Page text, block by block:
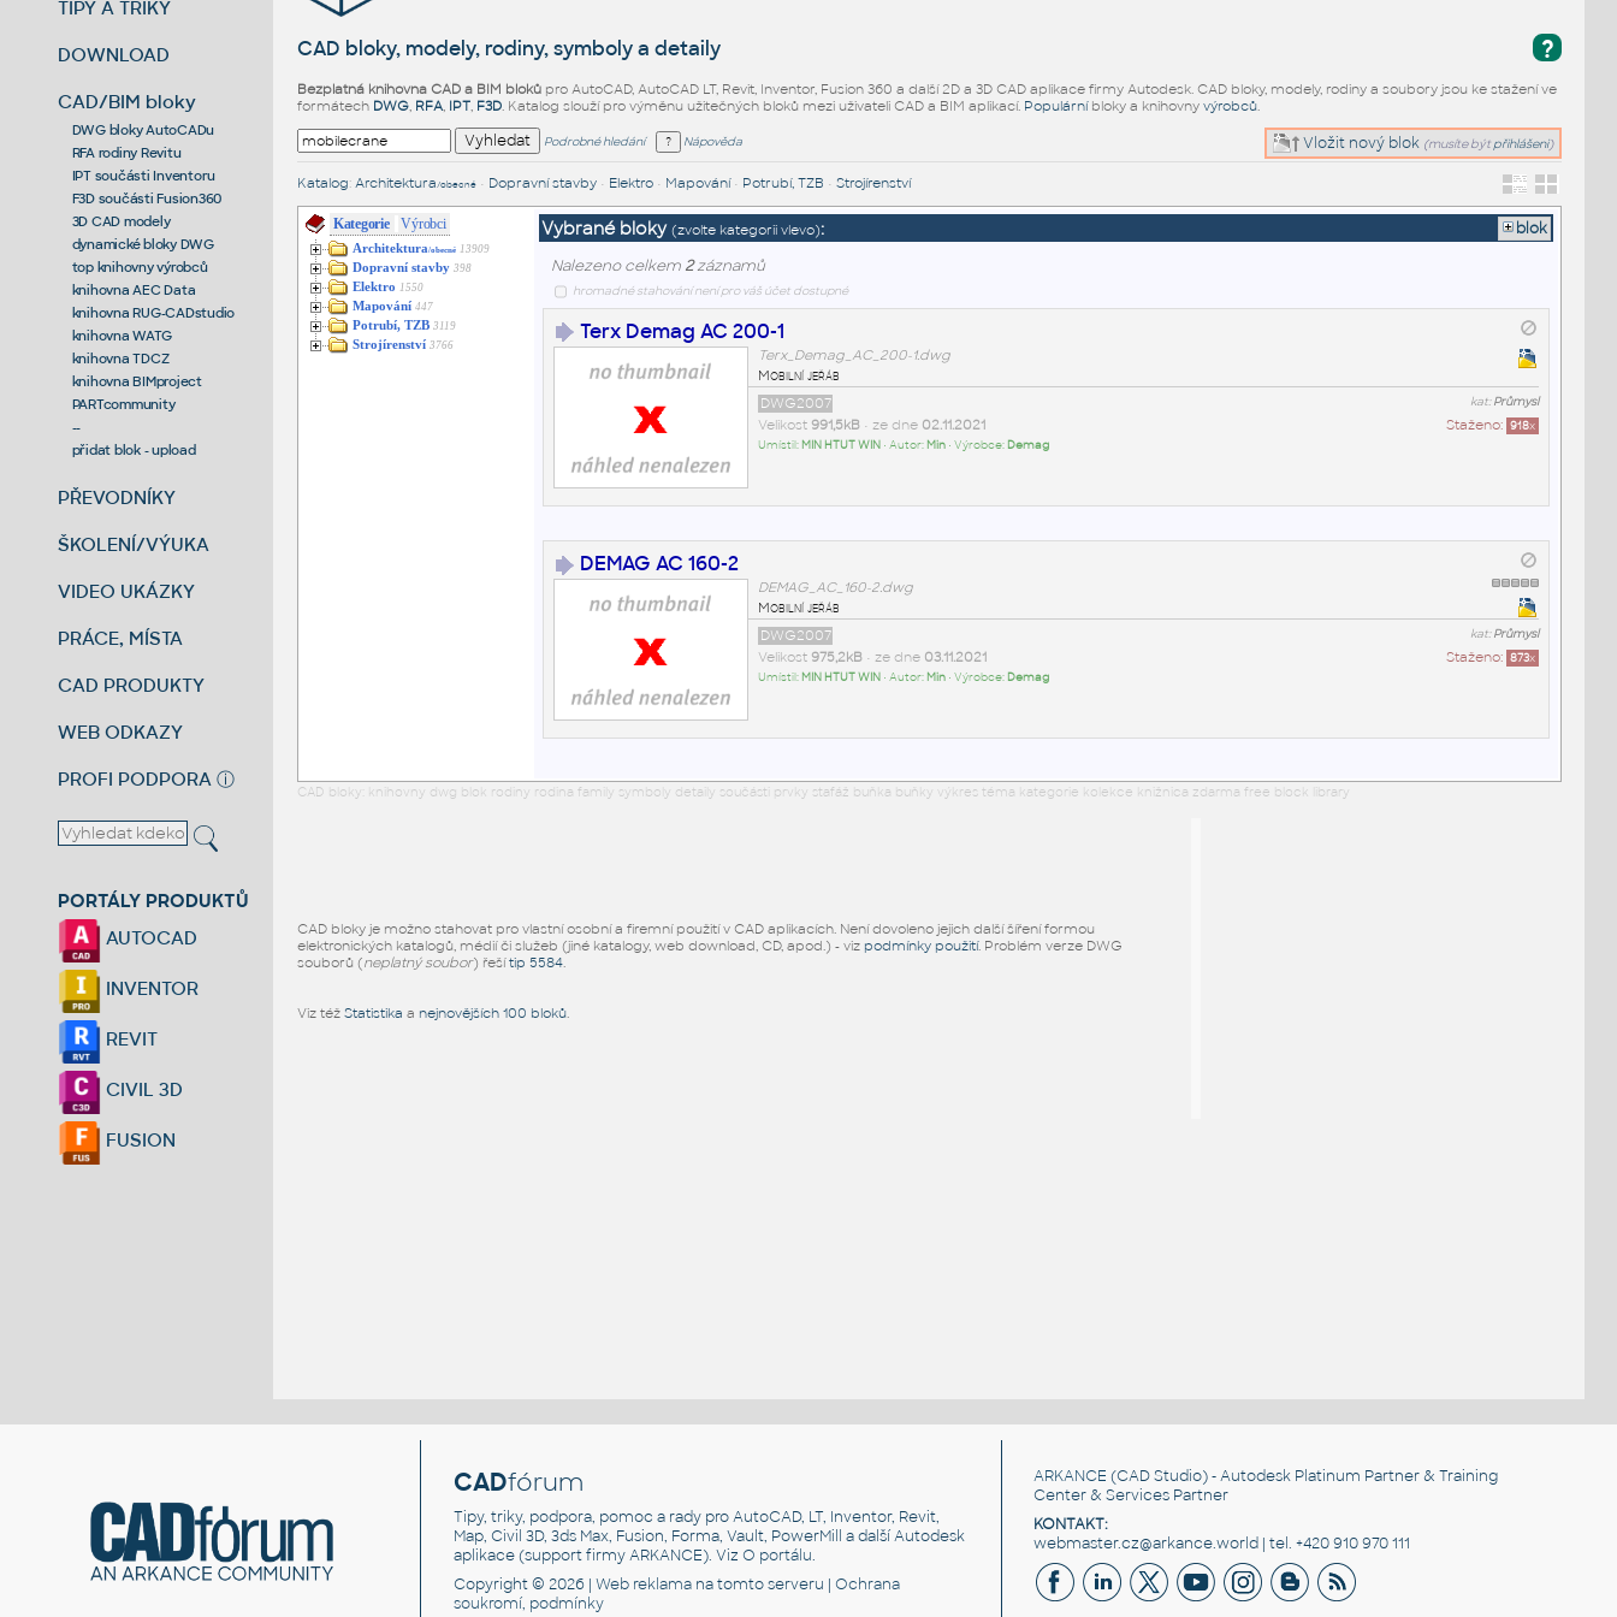
TIPY A TRIKY
DOWNLOAD
CAD/BIM bloky
DWG bloky AutoCADu
RFA rodiny Revitu
IPT součásti Inventoru
F3D součásti Fusion360
3D CAD modely
dynamické bloky DWG
top knihovny výrobců
knihovna AEC Data
knihovna RUG-CADstudio
knihovna WATG
knihovna TDCZ
knihovna BIMproject
PARTcommunity
--
přidat blok - upload
PŘEVODNÍKY
ŠKOLENÍ/VÝUKA
VIDEO UKÁZKY
PRÁCE, MÍSTA
CAD PRODUKTY
WEB ODKAZY
PROFI PODPORA ⓘ
PORTÁLY PRODUKTŮ
AUTOCAD
INVENTOR
REVIT
CIVIL 3D
FUSION
?
CAD bloky, modely, rodiny, symboly a detaily
Bezplatná knihovna CAD a BIM blokůpro AutoCAD, AutoCAD LT, Revit, Inventor, Fusion 360 a další 2D a 3D CAD aplikace firmy Autodesk. CAD bloky, modely, rodiny a soubory jsou ke stažení ve
formátech DWG, RFA, IPT, F3D. Katalog slouží pro výměnu užitečných bloků mezi uživateli CAD a BIM aplikací. Populárníbloky a knihovny výrobců.
Vložit nový blok (musíte být přihlášeni)
Podrobné hledání Nápověda
Katalog: Architektura /obecné• Dopravní stavby• Elektro• Mapování• Potrubí, TZB • Strojírenství
Kategorie Výrobci
Architektura/obecné 13909
Dopravní stavby 398
Elektro 1550
Mapování 447
Potrubí, TZB 3119
Strojírenství 3766
Vybrané bloky (zvolte kategorii vlevo):
blok
Nalezeno celkem 2záznamů
hromadné stahování není pro váš účet dostupné
Terx Demag AC 200-1
Terx_Demag_AC_200-1.dwg
Mobilní jeřáb
kat:Průmysl
DWG2007
Staženo: 918x
Velikost 991,5kB• ze dne 02.11.2021
Umístil: MIN HTUT WIN• Autor: Min• Výrobce: Demag
DEMAG AC 160-2
DEMAG_AC_160-2.dwg
Mobilní jeřáb
kat:Průmysl
DWG2007
Staženo: 873x
Velikost 975,2kB• ze dne 03.11.2021
Umístil: MIN HTUT WIN• Autor: Min• Výrobce: Demag
CAD bloky: knihovny dwg blok rodiny rodina family symboly detaily součásti prvky stafáž buňka buňky výkres téma kategorie kolekce knižnica zdarma free block library
CAD bloky je možno stahovat pro vlastní osobní a firemní použití v CAD aplikacích. Není dovoleno jejich další šíření formou
elektronických katalogů, médií či služeb (jiné katalogy, web download, CD, apod.) - viz podmínky použití. Problém verze DWG
souborů (neplatný soubor) řešítip 5584.
Viz též Statistika a nejnovějších 100 bloků.
CADfórum
Tipy, triky, podpora, pomoc a rady pro AutoCAD, LT, Inventor, Revit,
Map, Civil 3D, 3ds Max, Fusion, Forma, Vault, PowerMill a další Autodesk
aplikace (support firmy ARKANCE). VizO portálu.
Copyright © 2026 |Web reklama na tomto serveru |Ochrana
soukromí, podmínky
ARKANCE (CAD Studio) - Autodesk Platinum Partner & Training
Center & Services Partner
KONTAKT:
webmaster.cz@arkance.world | tel. +420 910 970 111